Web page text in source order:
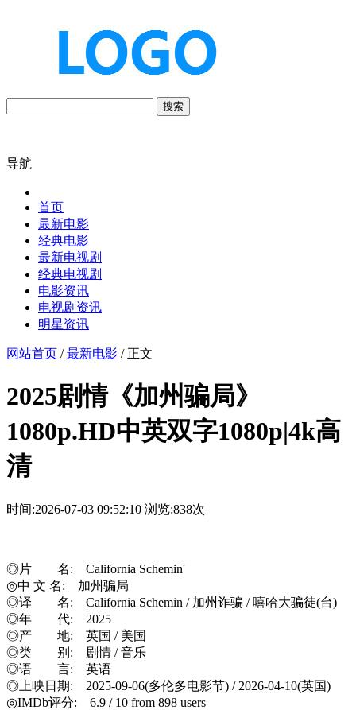
搜索
导航
首页
最新电影
经典电影
最新电视剧
经典电视剧
电影资讯
电视剧资讯
明星资讯
网站首页 /最新电影 / 正文
2025剧情《加州骗局》
1080p.HD中英双字1080p|4k高
清
时间:2026-07-03 09:52:10 浏览:838次
◎片 名: California Schemin'
◎中 文 名: 加州骗局
◎译 名: California Schemin / 加州诈骗 / 嘻哈大骗徒(台)
◎年 代: 2025
◎产 地: 英国 / 美国
◎类 别: 剧情 / 音乐
◎语 言: 英语
◎上映日期: 2025-09-06(多伦多电影节) / 2026-04-10(英国)
◎IMDb评分: 6.9 / 10 from 898 users